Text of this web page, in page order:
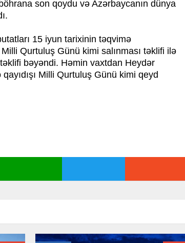
son qoydu və Azərbaycanın dünya
15 iyun tarixinin təqvimə
Qurtuluş Günü kimi salınması təklifi ilə
bəyəndi. Həmin vaxtdan Heydər
Milli Qurtuluş Günü kimi qeyd